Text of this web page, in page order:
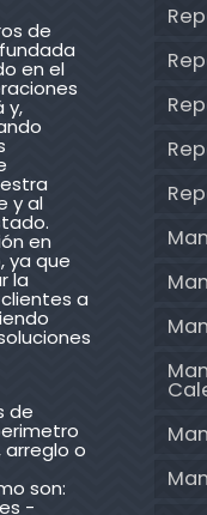
de
en el
y,
y al
en
ya que
la
a
de
arreglo o
son:
-